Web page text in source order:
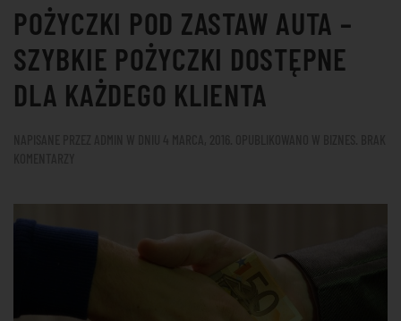
POŻYCZKI POD ZASTAW AUTA –
SZYBKIE POŻYCZKI DOSTĘPNE
DLA KAŻDEGO KLIENTA
AUTA